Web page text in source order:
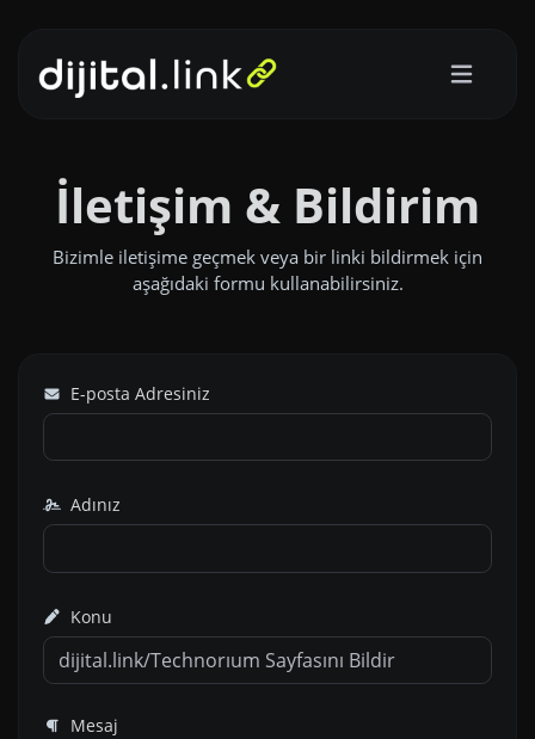
İletişim & Bildirim
Bizimle iletişime geçmek veya bir linki bildirmek için
aşağıdaki formu kullanabilirsiniz.
E-posta Adresiniz
Adınız
Konu
Mesaj